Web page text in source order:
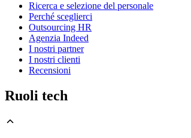
Ricerca e selezione del personale
Perché sceglierci
Outsourcing HR
Agenzia Indeed
I nostri partner
I nostri clienti
Recensioni
Ruoli tech